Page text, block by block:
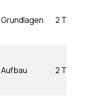
Grundlagen 2 Tage
Aufbau 2 Tage